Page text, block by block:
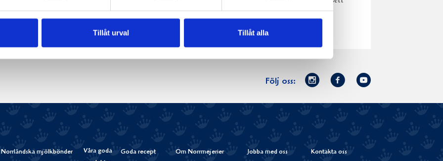
Tillåt urval Tillåt alla
väder, året om.
Läs mer
Följ oss:
Norrmejerier
Instagram
Facebook
Youtube
Norrländska mjölkbönder
Våra goda
Goda recept Om Norrmejerier Jobba med oss Kontakta oss